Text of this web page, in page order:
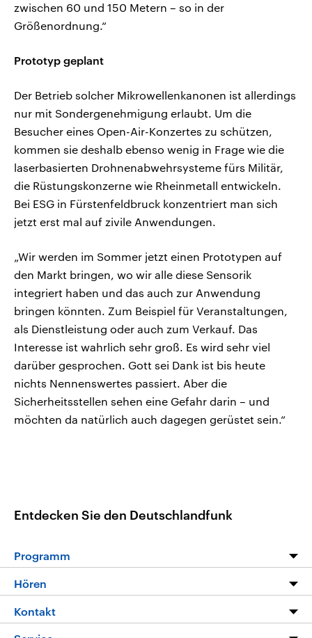
zwischen 60 und 150 Metern – so in der
Größenordnung.“
Prototyp geplant
Der Betrieb solcher Mikrowellenkanonen ist allerdings
nur mit Sondergenehmigung erlaubt. Um die
Besucher eines Open-Air-Konzertes zu schützen,
kommen sie deshalb ebenso wenig in Frage wie die
laserbasierten Drohnenabwehrsysteme fürs Militär,
die Rüstungskonzerne wie Rheinmetall entwickeln.
Bei ESG in Fürstenfeldbruck konzentriert man sich
jetzt erst mal auf zivile Anwendungen.
„Wir werden im Sommer jetzt einen Prototypen auf
den Markt bringen, wo wir alle diese Sensorik
integriert haben und das auch zur Anwendung
bringen könnten. Zum Beispiel für Veranstaltungen,
als Dienstleistung oder auch zum Verkauf. Das
Interesse ist wahrlich sehr groß. Es wird sehr viel
darüber gesprochen. Gott sei Dank ist bis heute
nichts Nennenswertes passiert. Aber die
Sicherheitsstellen sehen eine Gefahr darin – und
möchten da natürlich auch dagegen gerüstet sein.“
Entdecken Sie den Deutschlandfunk
Programm
Die Nachrichten
Hören
Livestream
Kontakt
Hörerservice